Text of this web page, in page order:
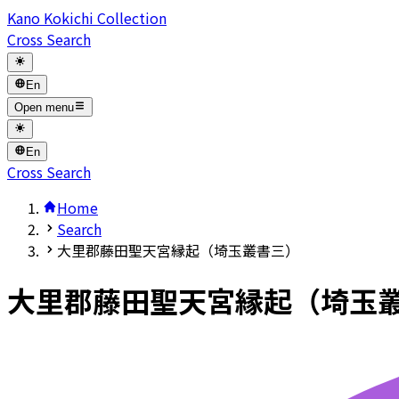
Kano Kokichi Collection
Cross Search
En
Open menu
En
Cross Search
Home
Search
大里郡藤田聖天宮縁起（埼玉叢書三）
大里郡藤田聖天宮縁起（埼玉